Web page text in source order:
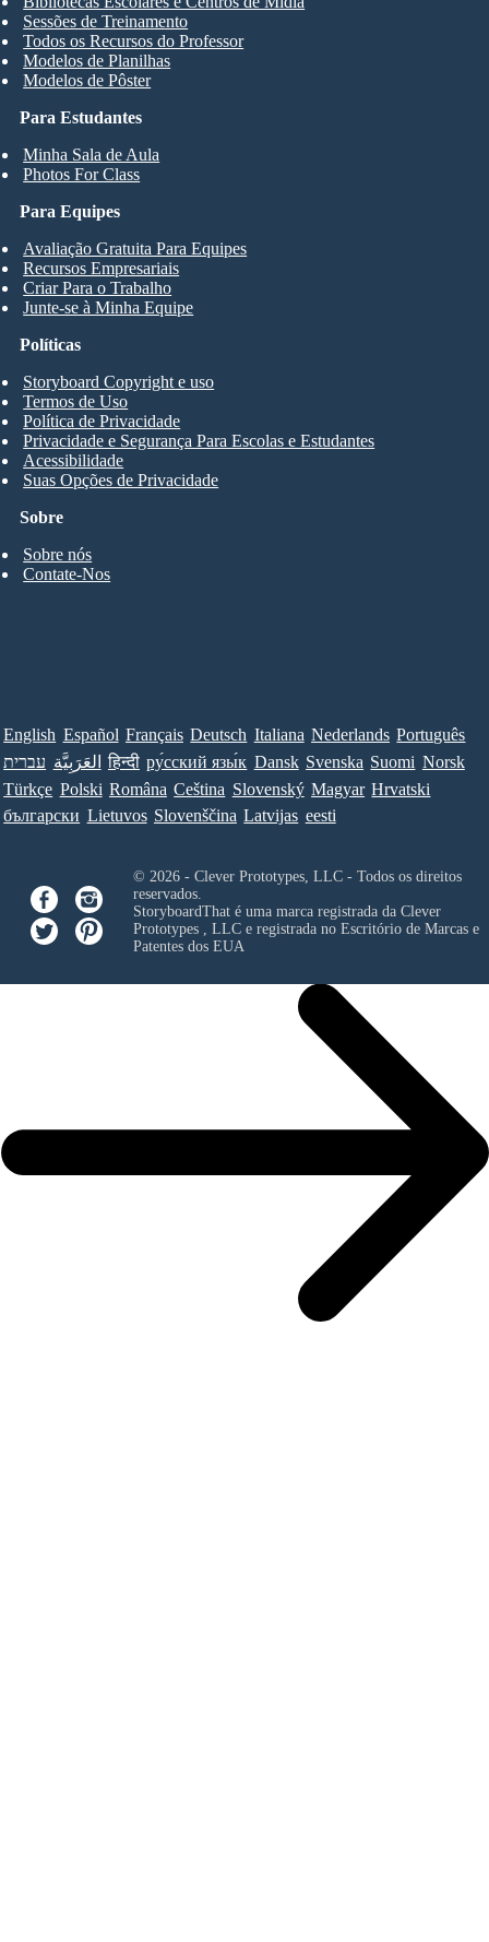
Para Estudantes
Minha Sala de Aula
Photos For Class
Sessões de Treinamento
Todos os Recursos do Professor
Modelos de Planilhas
Modelos de Pôster
Para Equipes
Avaliação Gratuita Para Equipes
Recursos Empresariais
Criar Para o Trabalho
Junte-se à Minha Equipe
Sobre
Sobre nós
Contate-Nos
Políticas
Storyboard Copyright e uso
Termos de Uso
Política de Privacidade
Privacidade e Segurança Para Escolas e Estudantes
Acessibilidade
Suas Opções de Privacidade
English Español Français Deutsch Italiana Nederlands Português
עברית العَرَبِيَّة हिन्दी ру́сский язы́к Dansk Svenska Suomi Norsk
Türkçe Polski Româna Ceština Slovenský Magyar Hrvatski
български Lietuvos Slovenščina Latvijas eesti
© 2026 - Clever Prototypes, LLC - Todos os direitos
reservados.
StoryboardThat é uma marca registrada da Clever
Prototypes , LLCe registrada no Escritório de Marcas e
Patentes dos EUA